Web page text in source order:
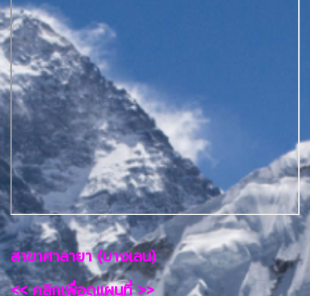
สาขาศาลายา (บางเลน)
<< คลิกเพื่อดูแผนที่ >>